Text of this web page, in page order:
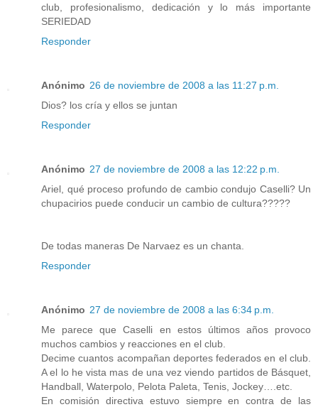
club, profesionalismo, dedicación y lo más importante
SERIEDAD
Responder
Anónimo 26 de noviembre de 2008 a las 11:27 p.m.
Dios? los cría y ellos se juntan
Responder
Anónimo 27 de noviembre de 2008 a las 12:22 p.m.
Ariel, qué proceso profundo de cambio condujo Caselli? Un
chupacirios puede conducir un cambio de cultura?????
De todas maneras De Narvaez es un chanta.
Responder
Anónimo 27 de noviembre de 2008 a las 6:34 p.m.
Me parece que Caselli en estos últimos años provoco
muchos cambios y reacciones en el club.
Decime cuantos acompañan deportes federados en el club.
A el lo he vista mas de una vez viendo partidos de Básquet,
Handball, Waterpolo, Pelota Paleta, Tenis, Jockey….etc.
En comisión directiva estuvo siempre en contra de las